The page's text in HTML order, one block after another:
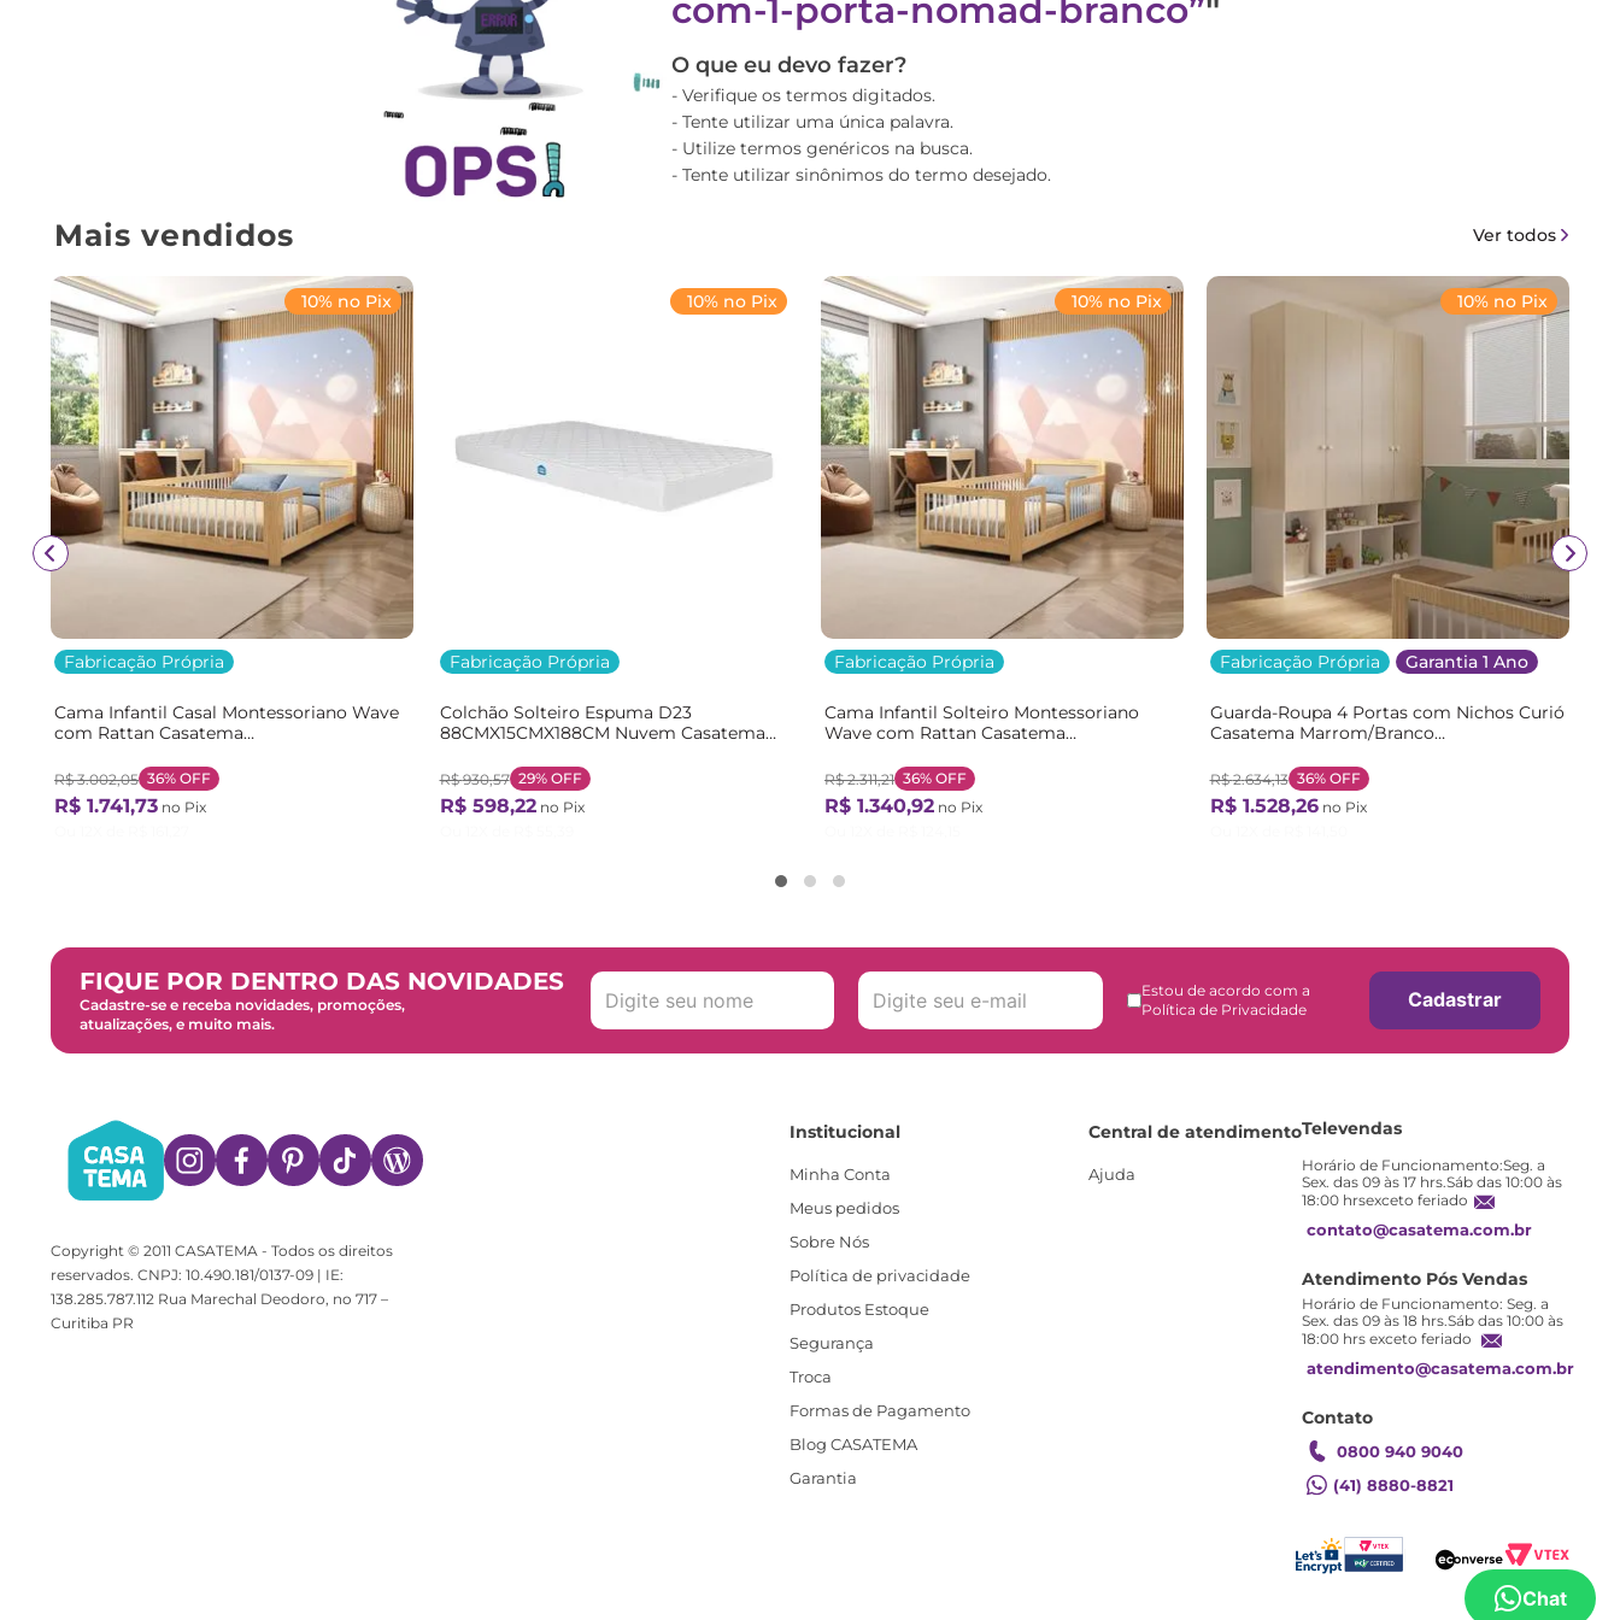
Chat
com-1-porta-nomad-branco "
O que eu devo fazer?
Verifique os termos digitados.
Tente utilizar uma única palavra.
Utilize termos genéricos na busca.
Tente utilizar sinônimos do termo desejado.
Mais vendidos Ver todos
Fabricação Própria
10% no Pix
Cama Infantil Casal Montessoriano Wave
com Rattan Casatema
R$ 3.002,05 36% OFF
R$ 1.741,73 no Pix
Fabricação Própria
10% no Pix
Colchão Solteiro Espuma D23
88CMX15CMX188CM Nuvem Casatema
R$ 930,57 29%OFF
R$ 598,22no Pix
Fabricação Própria
10% no Pix
Cama Infantil Solteiro Montessoriano
Wave com Rattan Casatema
R$ 2.311,21 36% OFF
R$ 1.340,92 no Pix
Fabricação Própria Garantia 1 Ano
10% no Pix
Guarda-Roupa 4 Portas com Nichos Curió
Casatema Marrom/Branco
R$ 2.634,13 36%OFF
R$ 1.528,26no Pix
FIQUE POR DENTRO DAS NOVIDADES
Cadastre-se e receba novidades, promoções,
atualizações, e muito mais.
Estou de acordo com a
Política de Privacidade
Cadastrar
Copyright © 2011 CASATEMA - Todos os direitos
reservados. CNPJ: 10.490.181/0137-09 | IE:
138.285.787.112 Rua Marechal Deodoro, no 717 –
Curitiba PR
Institucional
Minha Conta
Meus pedidos
Sobre Nós
Política de privacidade
Produtos Estoque
Segurança
Troca
Formas de Pagamento
Blog CASATEMA
Garantia
Central de atendimento
Ajuda
Televendas
Horário de Funcionamento:Seg. a
Sex. das 09 às 17 hrs.Sáb das 10:00 às
18:00 hrsexceto feriado
contato@casatema.com.br
Atendimento Pós Vendas
Horário de Funcionamento: Seg. a
Sex. das 09 às 18 hrs.Sáb das 10:00 às
18:00 hrs exceto feriado
atendimento@casatema.com.br
Contato
0800 940 9040
(41) 8880-8821